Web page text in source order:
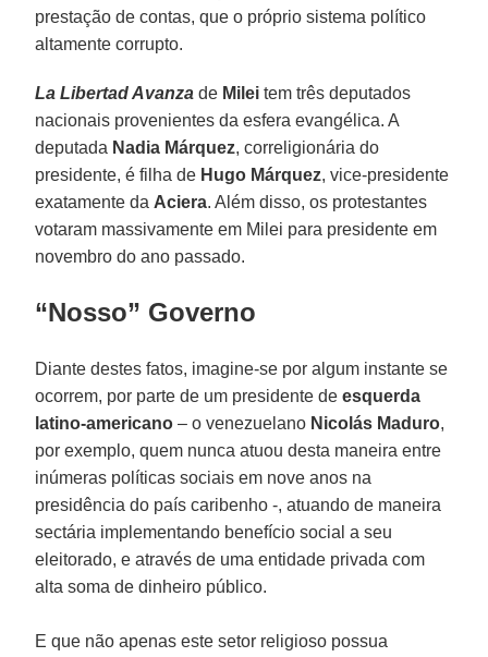
prestação de contas, que o próprio sistema político
altamente corrupto.
La Libertad Avanza de Milei tem três deputados
nacionais provenientes da esfera evangélica. A
deputada Nadia Márquez, correligionária do
presidente, é filha de Hugo Márquez, vice-presidente
exatamente da Aciera. Além disso, os protestantes
votaram massivamente em Milei para presidente em
novembro do ano passado.
“Nosso” Governo
Diante destes fatos, imagine-se por algum instante se
ocorrem, por parte de um presidente deesquerda
latino-americano – o venezuelano Nicolás Maduro,
por exemplo, quem nunca atuou desta maneira entre
inúmeras políticas sociais em nove anos na
presidência do país caribenho -, atuando de maneira
sectária implementando benefício social a seu
eleitorado, e através de uma entidade privada com
alta soma de dinheiro público.
E que não apenas este setor religioso possua